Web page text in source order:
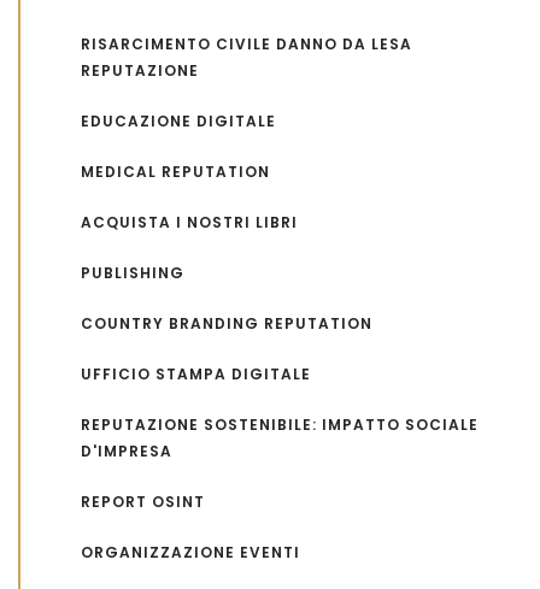
RISARCIMENTO CIVILE DANNO DA LESA
REPUTAZIONE
EDUCAZIONE DIGITALE
MEDICAL REPUTATION
ACQUISTA I NOSTRI LIBRI
PUBLISHING
COUNTRY BRANDING REPUTATION
UFFICIO STAMPA DIGITALE
REPUTAZIONE SOSTENIBILE: IMPATTO SOCIALE
D'IMPRESA
REPORT OSINT
ORGANIZZAZIONE EVENTI